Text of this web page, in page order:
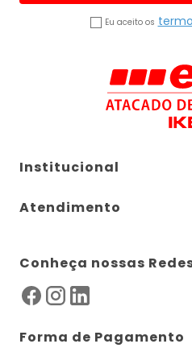
Eu aceito os
Institucional
Atendimento
Conheça nossas
Forma de Pagamento